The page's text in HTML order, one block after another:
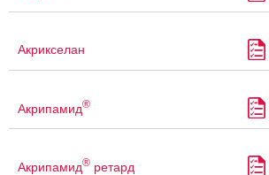
Акрикселан
Акрипамид®
Акрипамид® ретард